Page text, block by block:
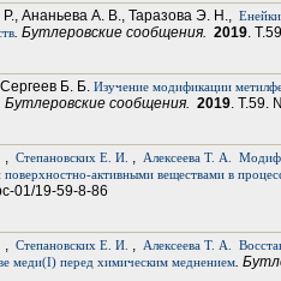
Ананьева А. В., Таразова Э. Н.,
. Бутлеровские сообщения. 2019.
Б. Б. Изучение модификации
Бутлеровские сообщения. 2019. Т.59.
, Степановских Е. И. , Алексеева Т. А.
поверхностно-активными веществами в
01/19-59-8-86
, Степановских Е. И. , Алексеева Т. А.
меди(I) перед химическим меднением.